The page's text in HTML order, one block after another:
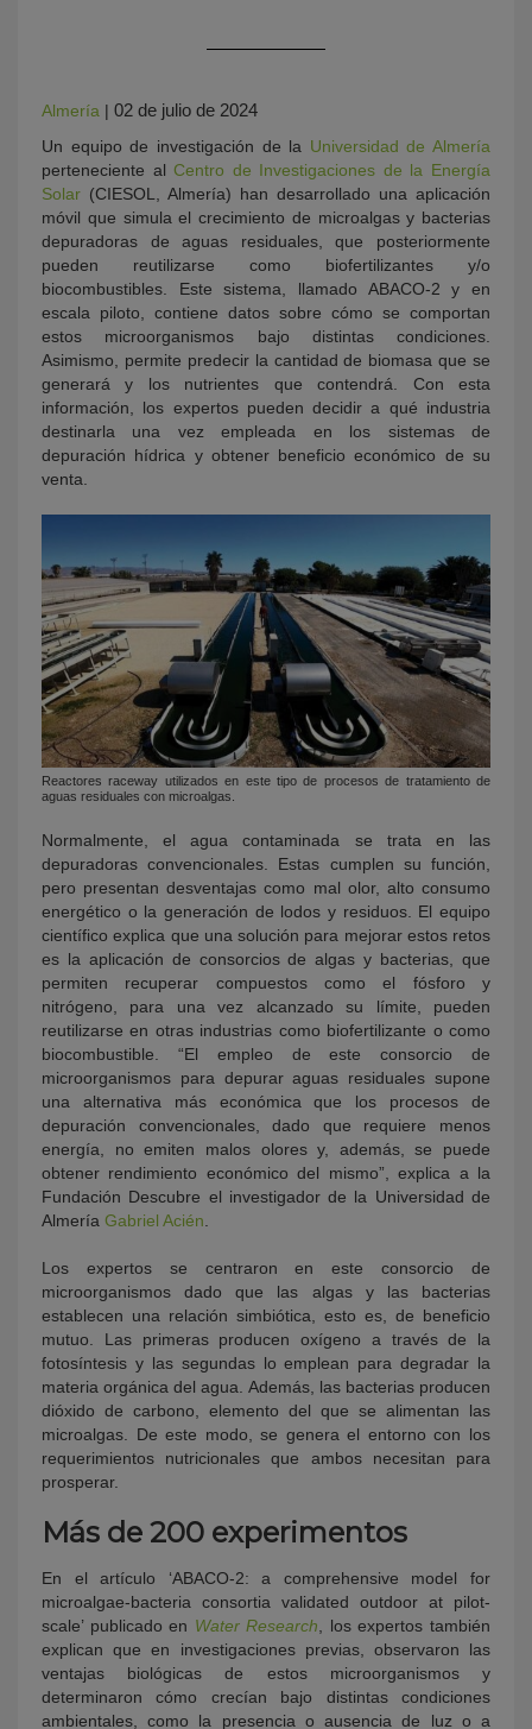
Almería | 02 de julio de 2024
Un equipo de investigación de la Universidad de Almería
perteneciente alCentro de Investigaciones de la Energía
Solar (CIESOL, Almería) han desarrollado una aplicación
móvil que simula el crecimiento de microalgas y bacterias
depuradoras de aguas residuales, que posteriormente
pueden reutilizarse como biofertilizantes y/o
biocombustibles. Este sistema, llamado ABACO-2 y en
escala piloto, contiene datos sobre cómo se comportan
estos microorganismos bajo distintas condiciones.
Asimismo, permite predecir la cantidad de biomasa que se
generará y los nutrientes que contendrá. Con esta
información, los expertos pueden decidir a qué industria
destinarla una vez empleada en los sistemas de
depuración hídrica y obtener beneficio económico de su
venta.
Reactores raceway utilizados en este tipo de procesos de tratamiento de
aguas residuales con microalgas.
Normalmente, el agua contaminada se trata en las
depuradoras convencionales. Estas cumplen su función,
pero presentan desventajas como mal olor, alto consumo
energético o la generación de lodos y residuos. El equipo
científico explica que una solución para mejorar estos retos
es la aplicación de consorcios de algas y bacterias, que
permiten recuperar compuestos como el fósforo y
nitrógeno, para una vez alcanzado su límite, pueden
reutilizarse en otras industrias como biofertilizante o como
biocombustible. “El empleo de este consorcio de
microorganismos para depurar aguas residuales supone
una alternativa más económica que los procesos de
depuración convencionales, dado que requiere menos
energía, no emiten malos olores y, además, se puede
obtener rendimiento económico del mismo”, explica a la
Fundación Descubre el investigador de la Universidad de
Almería Gabriel Acién
Los expertos se centraron en este consorcio de
microorganismos dado que las algas y las bacterias
establecen una relación simbiótica, esto es, de beneficio
mutuo. Las primeras producen oxígeno a través de la
fotosíntesis y las segundas lo emplean para degradar la
materia orgánica del agua. Además, las bacterias producen
dióxido de carbono, elemento del que se alimentan las
microalgas. De este modo, se genera el entorno con los
requerimientos nutricionales que ambos necesitan para
prosperar.
Más de 200 experimentos
En el artículo ‘ABACO-2: a comprehensive model for
microalgae-bacteria consortia validated outdoor at pilot-
scale’ publicado en Water Research , los expertos también
explican que en investigaciones previas, observaron las
ventajas biológicas de estos microorganismos y
determinaron cómo crecían bajo distintas condiciones
ambientales, como la presencia o ausencia de luz o a